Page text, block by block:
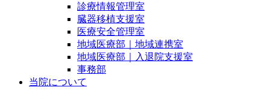
診療情報管理室
臓器移植支援室
医療安全管理室
地域医療部｜地域連携室
地域医療部｜入退院支援室
事務部
当院について